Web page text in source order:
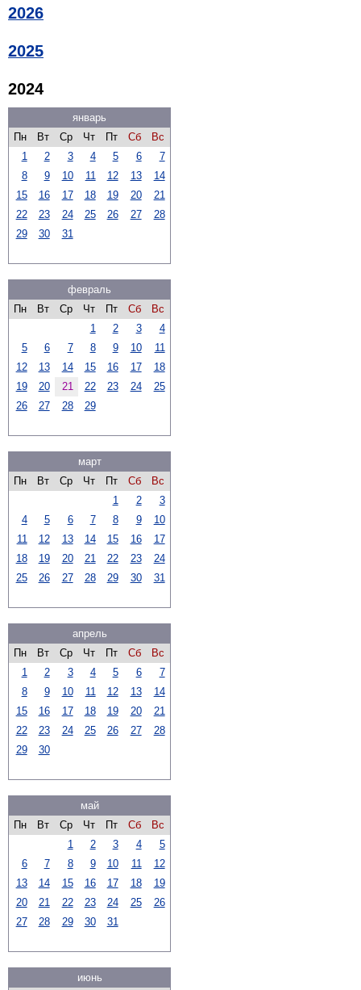
2026
2025
2024
январь
Пн
Вт Ср Чт Пт Сб
Вс
1
2 3 4 5 6
7
8
9 10 11 12 13
14
15
16 17 18 19 20
21
22
23 24 25 26 27
28
29
30 31
февраль
Пн
Вт Ср Чт Пт Сб
Вс
1
2 3
4
5
6 7 8 9 10
11
12
13 14 15 16 17
18
19
20 21 22 23 24
25
26
27 28 29
март
Пн
Вт Ср Чт Пт Сб
Вс
1
2
3
4
5 6 7 8 9
10
11
12 13 14 15 16
17
18
19 20 21 22 23
24
25
26 27 28 29 30 31
апрель
Пн
Вт Ср Чт Пт Сб
Вс
1
2 3 4 5 6
7
8
9 10 11 12 13
14
15
16 17 18 19 20
21
22
23 24 25 26 27
28
29
30
май
Пн
Вт Ср Чт Пт Сб
Вс
1
2 3 4
5
6
7 8 9 10 11
12
13
14 15 16 17 18
19
20
21 22 23 24 25
26
27
28 29 30 31
июнь